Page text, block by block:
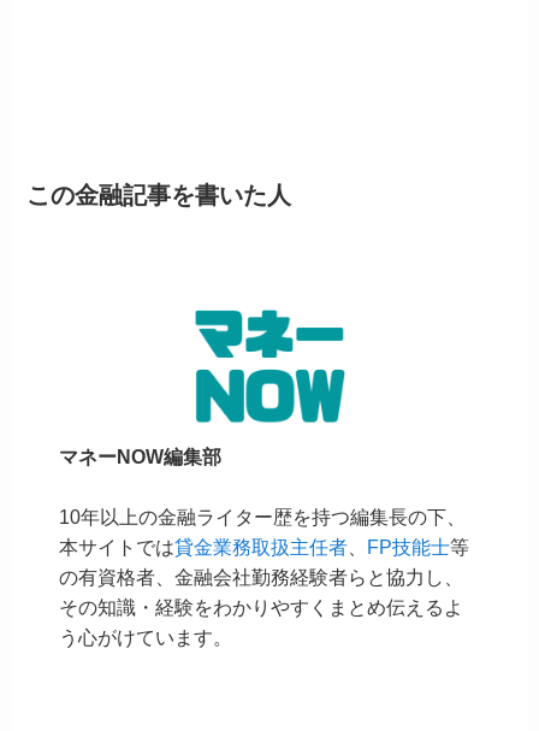
この金融記事を書いた人
マネーNOW編集部
10年以上の金融ライター歴を持つ編集長の下、
本サイトでは貸金業務取扱主任者 FP技能士等
の有資格者、金融会社勤務経験者らと協力し、
その知識・経験をわかりやすくまとめ伝えるよ
う心がけています。